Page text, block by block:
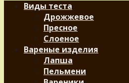
Виды теста
Дрожжевое
Пресное
Слоеное
Вареные изделия
Лапша
Пельмени